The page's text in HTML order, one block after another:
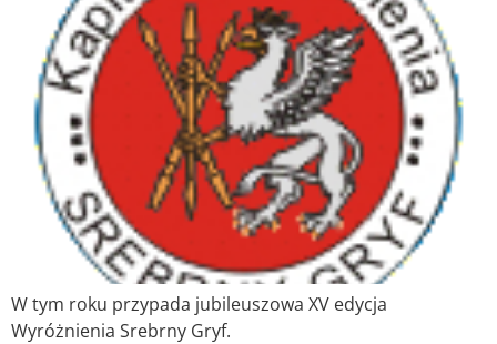
W tym roku przypada jubileuszowa XV edycja
Wyróżnienia Srebrny Gryf.